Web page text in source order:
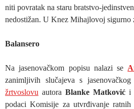
niti povratak na staru bratstvo-
nedostižan. U Knez Mihajlovoj sigurno
Balansero
Na jasenovačkom popisu nalazi se
zanimljivih slučajeva s
žrtvoslovu autora Blanke Matković i
podaci Komisije za utvrđivanje